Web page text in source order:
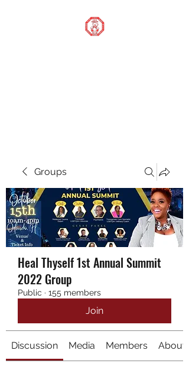
Groups
Heal Thyself 1st Annual Summit
2022 Group
Public · 155 members
Join
Discussion Media Members About